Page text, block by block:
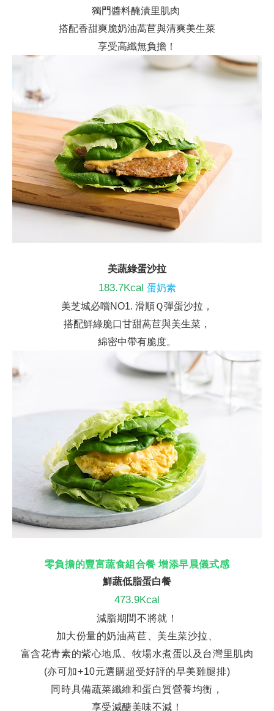
獨門醬料醃漬里肌肉
搭配香甜爽脆奶油萵苣與清爽美生菜
享受高纖無負擔 ！
美蔬綠蛋沙拉
183.7Kcal 蛋奶素
美芝城必嚐NO1. 滑順Ｑ彈蛋沙拉，
搭配鮮綠脆口甘甜萵苣與美生菜，
綿密中帶有脆度。
零負擔的豐富蔬食組合餐 增添早晨儀式感
鮮蔬低脂蛋白餐
473.9Kcal
減脂期間不將就！
加大份量的奶油萵苣、美生菜沙拉、
富含花青素的紫心地瓜、牧場水煮蛋 以及 台灣里肌肉
(亦可加+10元選購超受好評的早美雞腿排)
同時具備蔬菜纖維和蛋白質營養均衡 ，
享受減醣美味不減！